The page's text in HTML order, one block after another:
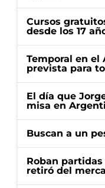
Cursos
desde los 17
Temporal en el
prevista para
El día que
misa en
Buscan a un
Roban
retiró del